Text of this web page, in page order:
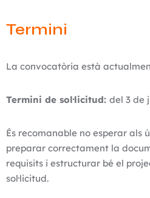
Termini
La convocatòria està
Termini de sol·licitud: del 3 de
És recomanable no esperar als
preparar correctament la
requisits i estructurar bé el
sol·licitud.